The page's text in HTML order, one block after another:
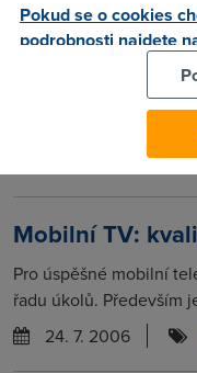
Necháváte za
I když bude řeč o
materiálů, resp.
Mobilní TV:
Pro úspěšné mobilní
řadu úkolů. Především
24. 7. 2006
Pokud se o cookies
podrobnosti najdete